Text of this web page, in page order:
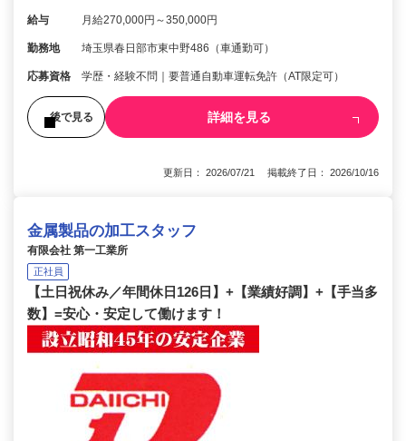
給与 月給270,000円～350,000円
勤務地 埼玉県春日部市東中野486（車通勤可）
応募資格 学歴・経験不問｜要普通自動車運転免許（AT限定可）
後で見る 詳細を見る
更新日： 2026/07/21 掲載終了日： 2026/10/16
金属製品の加工スタッフ
有限会社 第一工業所
正社員
【土日祝休み／年間休日126日】+【業績好調】+【手当多
数】=安心・安定して働けます！